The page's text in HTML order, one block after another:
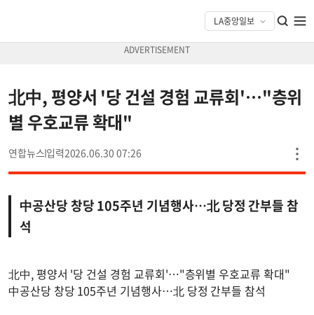
北中, 평양서 '당 건설 경험 교류회'…"층위
별 우호교류 확대"
연합뉴스 2026.06.30 07:26
中공산당 창당 105주년 기념행사…北 당정 간부들 참
석
北中, 평양서 '당 건설 경험 교류회'…"층위별 우호교류 확대"
中공산당 창당 105주년 기념행사…北 당정 간부들 참석